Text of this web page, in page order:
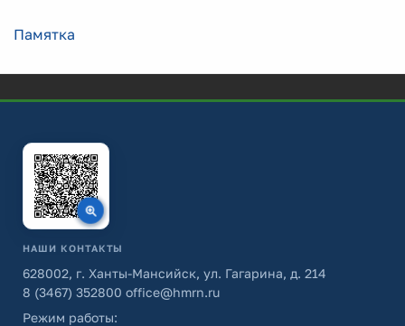
Памятка
НАШИ КОНТАКТЫ
628002, г. Ханты-Мансийск, ул. Гагарина, д. 214
8 (3467) 352800 office@hmrn.ru
Режим работы: